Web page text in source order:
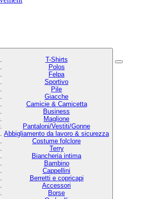
T-Shirts
Polos
Felpa
Sportivo
Pile
Giacche
Camicie & Camicetta
Business
Maglione
Pantaloni/Vestiti/Gonne
Abbigliamento da lavoro & sicurezza
Costume folclore
Terry
Biancheria intima
Bambino
Cappellini
Berretti e copricapi
Accessori
Borse